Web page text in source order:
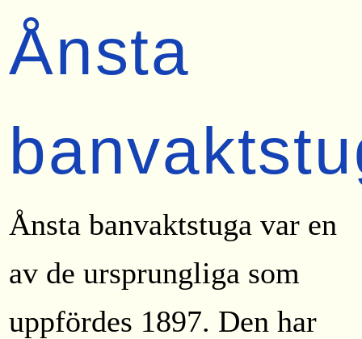
Ånsta
Ånsta banvaktstuga var en
av de ursprungliga som
uppfördes 1897. Den har